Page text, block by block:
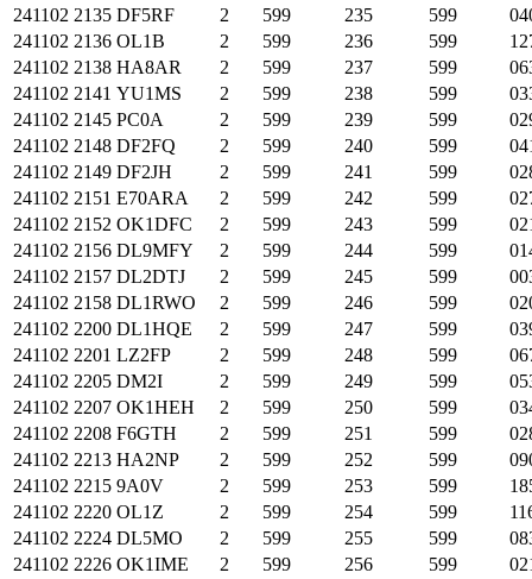
241102 2135 DF5RF 2 599 235 599
241102 2136 OL1B 2 599 236 599
241102 2138 HA8AR 2 599 237 599
241102 2141 YU1MS 2 599 238 599
241102 2145 PC0A 2 599 239 599
241102 2148 DF2FQ 2 599 240 599
241102 2149 DF2JH 2 599 241 599
241102 2151 E70ARA 2 599 242 599
241102 2152 OK1DFC 2 599 243 599
241102 2156 DL9MFY 2 599 244 599
241102 2157 DL2DTJ 2 599 245 599
241102 2158 DL1RWO 2 599 246 599
241102 2200 DL1HQE 2 599 247 599
241102 2201 LZ2FP 2 599 248 599
241102 2205 DM2I 2 599 249 599
241102 2207 OK1HEH 2 599 250 599
241102 2208 F6GTH 2 599 251 599
241102 2213 HA2NP 2 599 252 599
241102 2215 9A0V 2 599 253 599
241102 2220 OL1Z 2 599 254 599
241102 2224 DL5MO 2 599 255 599
241102 2226 OK1IME 2 599 256 599